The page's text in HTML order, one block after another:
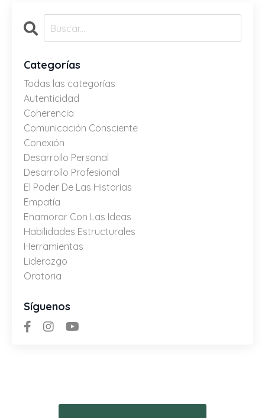
Categorías
Todas las categorías
Autenticidad
Coherencia
Comunicación Consciente
Conexión
Desarrollo Personal
Desarrollo Profesional
El Poder De Las Historias
Empatía
Enamorar Con Las Ideas
Habilidades Estructurales
Herramientas
Liderazgo
Oratoria
Síguenos